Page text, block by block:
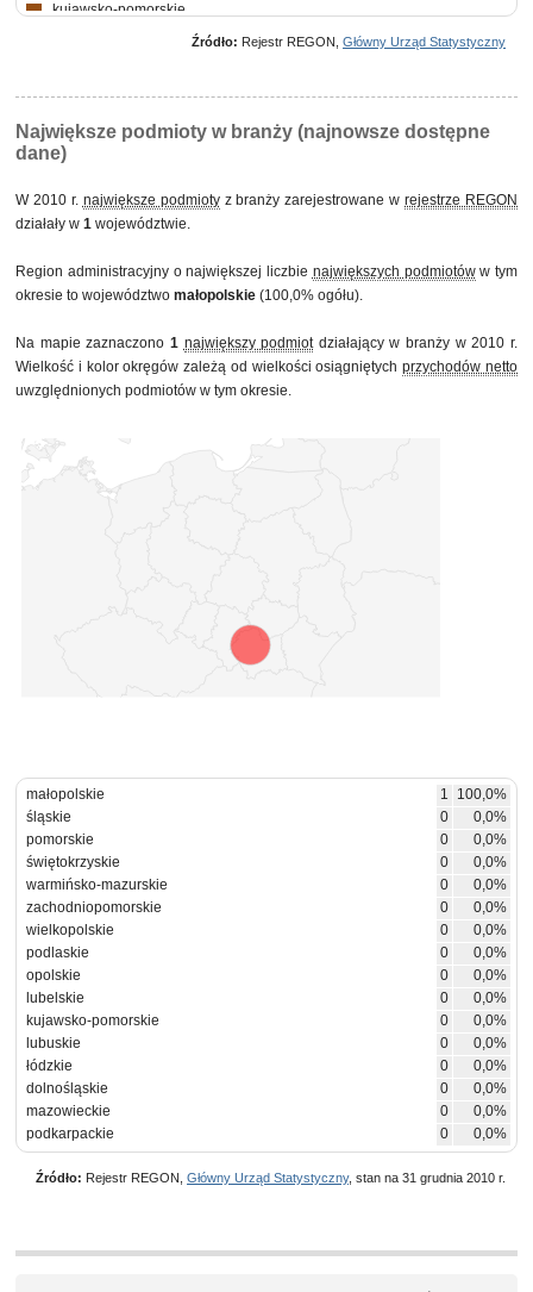
kujawsko-pomorskie
lubuskie
opolskie
Źródło: Rejestr REGON, Główny Urząd Statystyczny
Największe podmioty w branży (najnowsze dostępne
dane)
W 2010 r. największe podmiotyz branży zarejestrowane wrejestrze REGON
działały w 1 województwie.
Region administracyjny o największej liczbie największych podmiotóww tym
okresie to województwo małopolskie (100,0% ogółu).
Na mapie zaznaczono 1 największy podmiotdziałający w branży w 2010 r.
Wielkość i kolor okręgów zależą od wielkości osiągniętychprzychodów netto
uwzględnionych podmiotów w tym okresie.
małopolskie 1
100,0%
śląskie
0
0,0%
pomorskie
0
0,0%
świętokrzyskie
0
0,0%
warmińsko-mazurskie
0
0,0%
zachodniopomorskie
0
0,0%
wielkopolskie
0
0,0%
podlaskie
0
0,0%
opolskie
0
0,0%
lubelskie
0
0,0%
kujawsko-pomorskie
0
0,0%
lubuskie
0
0,0%
łódzkie
0
0,0%
dolnośląskie
0
0,0%
mazowieckie
0
0,0%
podkarpackie
0 0,0%
Źródło: Rejestr REGON, Główny Urząd Statystyczny, stan na 31 grudnia 2010 r.